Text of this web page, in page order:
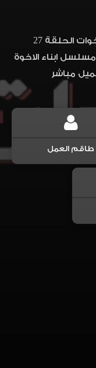
مشاهدة وتحميل المسلسل التركي الأخوات الحلقة 27
مدبلجة الموسم الاول Kardes Çocuklari مسلسل ابناء الاخوة
طاقم العمل